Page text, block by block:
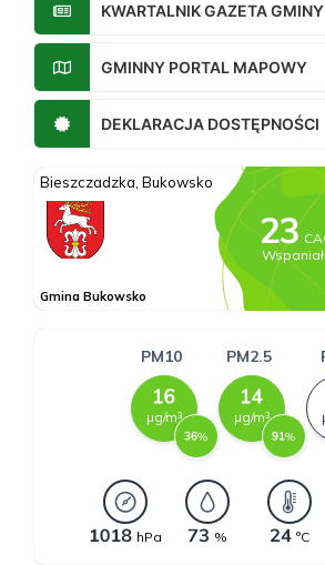
KWARTALNIK GAZETA GMINY
GMINNY PORTAL MAPOWY
DEKLARACJA DOSTĘPNOŚCI